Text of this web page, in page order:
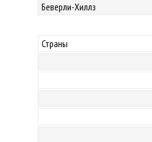
Беверли-Хиллз
Страны